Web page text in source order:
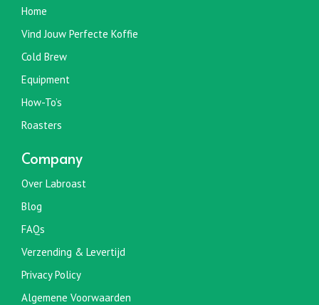
Home
Vind Jouw Perfecte Koffie
Cold Brew
Equipment
How-To’s
Roasters
Company
Over Labroast
Blog
FAQs
Verzending & Levertijd
Privacy Policy
Algemene Voorwaarden